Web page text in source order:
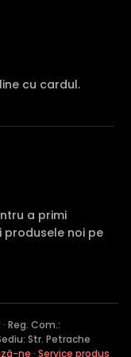
aplicatia
de
partajare
cu Alexa si
poarta").
ROBUS,
stoc piese
encodere,
lansate in
(porti
EN 12453
cu cardul.
a primi
noi pe
· Reg. Com.:
Str. Petrache
ne · Service produs